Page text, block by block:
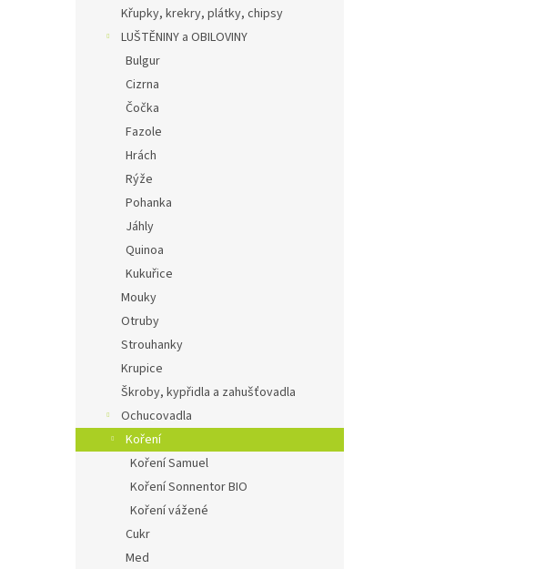
Křupky, krekry, plátky, chipsy
LUŠTĚNINY a OBILOVINY
Bulgur
Cizrna
Čočka
Fazole
Hrách
Rýže
Pohanka
Jáhly
Quinoa
Kukuřice
Mouky
Otruby
Strouhanky
Krupice
Škroby, kypřidla a zahušťovadla
Ochucovadla
Koření
Koření Samuel
Koření Sonnentor BIO
Koření vážené
Cukr
Med